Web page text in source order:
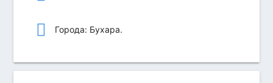
Города: Бухара.